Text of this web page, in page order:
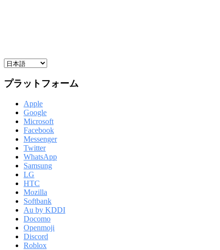
プラットフォーム
Apple
Google
Microsoft
Facebook
Messenger
Twitter
WhatsApp
Samsung
LG
HTC
Mozilla
Softbank
Au by KDDI
Docomo
Openmoji
Discord
Roblox